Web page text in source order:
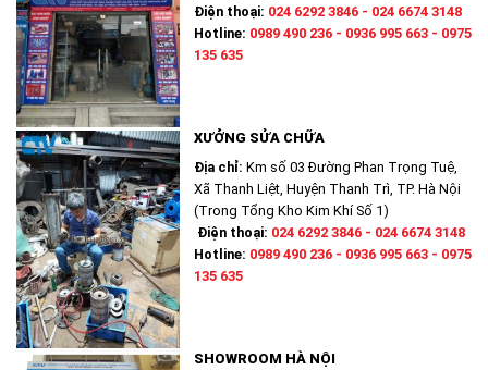
Điện thoại: 024 6292 3846 - 024 6674 3148
Hotline: 0989 490 236 - 0936 995 663 - 0975
135 635
XƯỞNG SỬA CHỮA
Địa chỉ: Km số 03 Đường Phan Trọng Tuệ,
Xã Thanh Liệt, Huyện Thanh Trì, TP. Hà Nội
(Trong Tổng Kho Kim Khí Số 1)
Điện thoại: 024 6292 3846 - 024 6674 3148
Hotline: 0989 490 236 - 0936 995 663 - 0975
135 635
SHOWROOM HÀ NỘI